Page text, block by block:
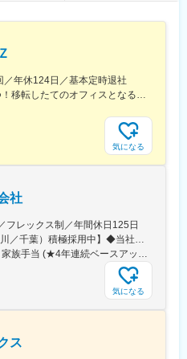
年休124日／基本定時退社
徒歩5分圏内に最寄り駅が3つ！移転したてのオフィスとなるため、新しくキレイなオフィスで働けます！★転勤なし東京都中央区銀座6-13-16 ヒューリック銀座ウォールビル3階新富町から徒歩3分※受動喫煙対策：屋内禁煙
気になる
社
フレックス制／年間休日125日
【首都圏（東京／埼玉／神奈川／千葉）積極採用中】◆当社が展開する【北海道／関東／首都圏／中部／近畿／九州】の各事業所へご希望を考慮した上で配属となります。【北海道】北海道【関東】栃木／群馬／茨城／長野／山梨／新潟【首都圏】東京／埼玉／神奈川／千葉★積極採用エリア【中部】静岡／愛知／三重／岐阜【近畿】滋賀／兵庫／大阪／京都／奈良／和歌山【九州】福岡／長崎／熊本／大分／宮崎／鹿児島各事業所の詳細については、弊社HPよりご確認ください※「企業情報」→「拠点」よりご確認いただけます。屋内禁煙(※喫煙室あり※禁煙タイムあり※喫煙室での就労はありません)
月給25万円以上＋役割手当＋家族手当 (★4年連続ベースアップ実施！)※時間外手当別途支給※年齢、経験、能力を考慮の上、優遇します
気になる
ス